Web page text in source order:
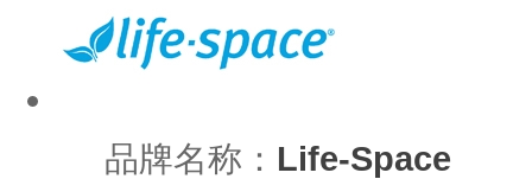
品牌名称： Life-Space